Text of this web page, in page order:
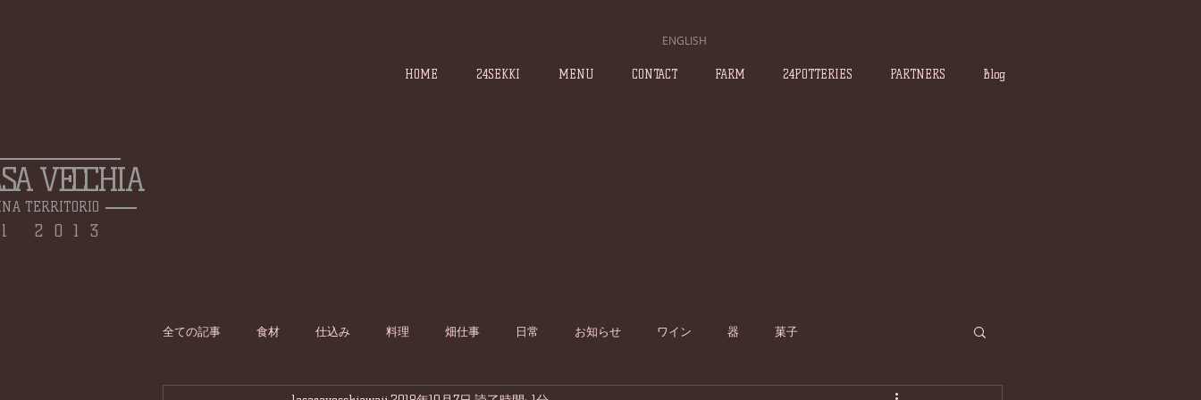
HOME 24SEKKI MENU CONTACT FARM 24POTTERIES PARTNERS Blog
全ての記事 食材 仕込み 料理 畑仕事 日常 お知らせ ワイン 器 菓子
VECCHIA
TERRITORIO
2013
ENGLISH